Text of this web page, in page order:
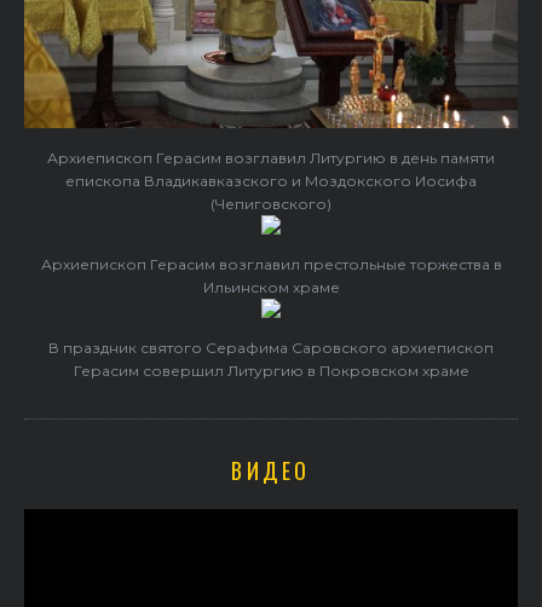
Архиепископ Герасим возглавил Литургию в день памяти
епископа Владикавказского и Моздокского Иосифа
(Чепиговского)
Архиепископ Герасим возглавил престольные торжества в
Ильинском храме
В праздник святого Серафима Саровского архиепископ
Герасим совершил Литургию в Покровском храме
ВИДЕО